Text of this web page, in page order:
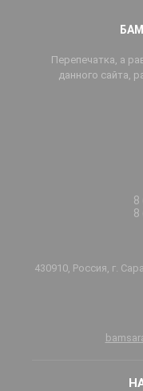
Перепечатка, а
данного сайта,
8
8
430910, Россия, г.